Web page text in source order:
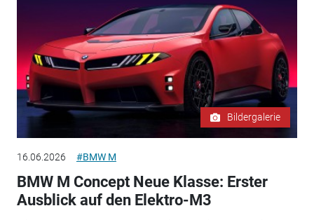
Bildergalerie
16.06.2026 #BMW M
BMW M Concept Neue Klasse: Erster
Ausblick auf den Elektro-M3